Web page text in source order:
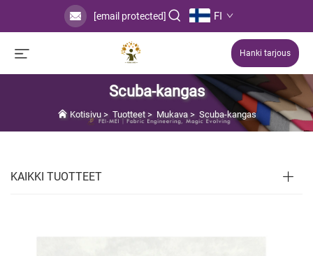
[email protected] FI
Hanki tarjous
Scuba-kangas
Kotisivu> Tuotteet> Mukava> Scuba-kangas
KAIKKI TUOTTEET